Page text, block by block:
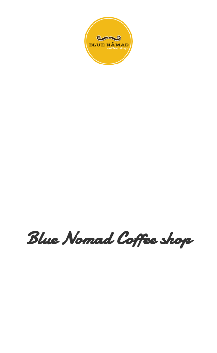
Blue NomadCoffee shop